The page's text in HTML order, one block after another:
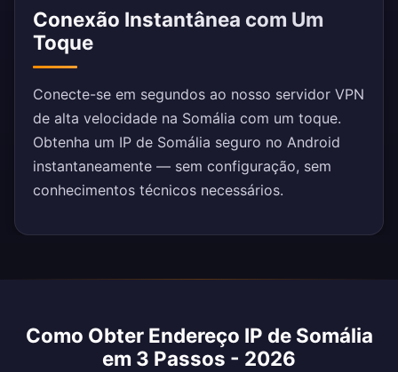
Conexão Instantânea com Um
Toque
Conecte-se em segundos ao nosso servidor VPN
de alta velocidade na Somália com um toque.
Obtenha um IP de Somália seguro no Android
instantaneamente — sem configuração, sem
conhecimentos técnicos necessários.
Como Obter Endereço IP de Somália
em 3 Passos - 2026